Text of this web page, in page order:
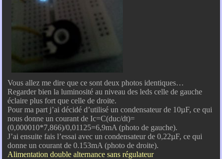
Vous allez me dire que ce sont deux photos identiques…
Regarder bien la luminosité au niveau des leds celle de gauche
éclaire plus fort que celle de droite.
Pour ma part j’ai décidé d’utilisé un condensateur de 10µF, ce qui
nous donne un courant de Ic=C(duc/dt)=
(0,000010*7,866)/0,01125=6,9mA (photo de gauche).
J’ai ensuite fais l’essai avec un condensateur de 0,22µF, ce qui
donne un courant de 0.153mA (photo de droite).
Alimentation double alternance sans régulateur